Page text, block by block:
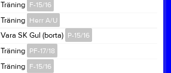
Träning F-15/16
Träning Herr A/U
Vara SK Gul (borta) P-15/16
Träning PF-17/18
Träning F-15/16